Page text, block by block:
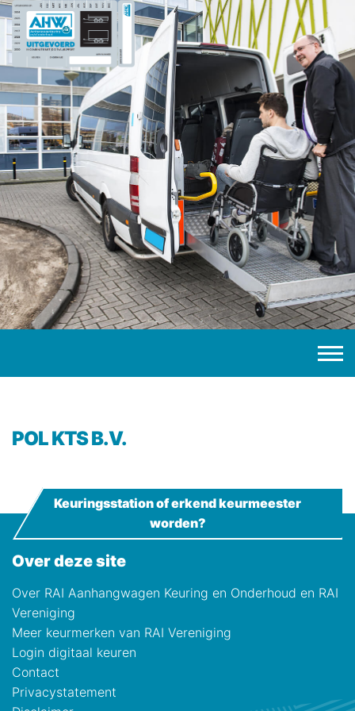
POL KTS B.V.
Over deze site
Over RAI Aanhangwagen Keuring en Onderhoud en RAI
Vereniging
Meer keurmerken van RAI Vereniging
Login digitaal keuren
Contact
Privacystatement
Keuringsstation of erkend keurmeester
worden?